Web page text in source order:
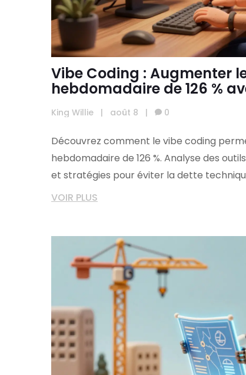
Vibe Coding : Augmenter
hebdomadaire de 126 %
King Willie | août 8 | 0
Découvrez comment le vibe coding
hebdomadaire de 126 %. Analyse des
et stratégies pour éviter la dette
VOIR PLUS